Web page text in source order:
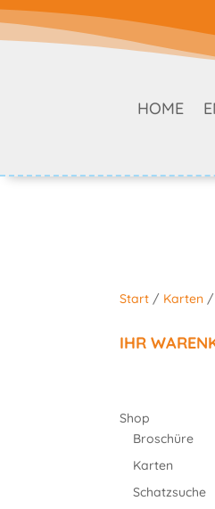
HOME
Start / Karten /
IHR
Shop
Broschüre
Karten
Schatzsuche